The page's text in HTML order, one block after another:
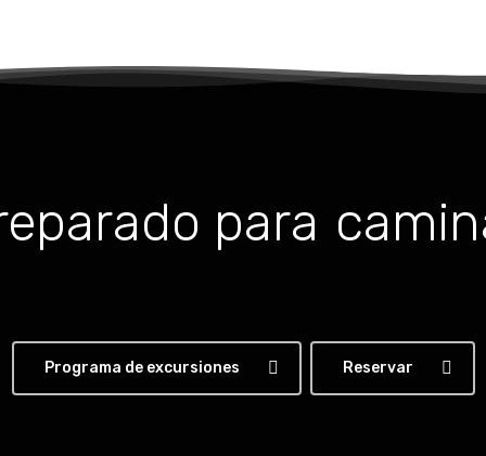
para
Programa de excursiones Reservar